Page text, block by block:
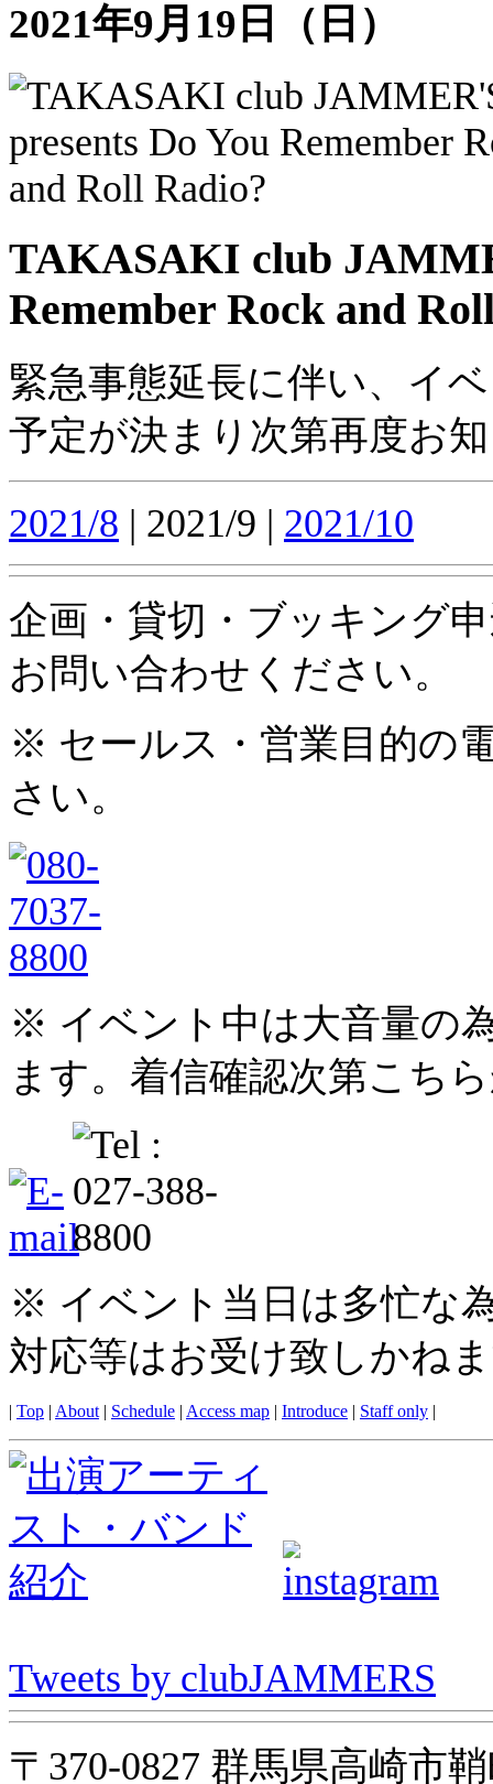
2021年9月19日（日）
TAKASAKI club
Remember Rock and
緊急事態延長に伴い、イ
予定が決まり次第再度お
2021/8 | 2021/9 | 2021/10
企画・貸切・ブッキング
お問い合わせください。
※ セールス・営業目的の
さい。
※ イベント中は大音量の
ます。着信確認次第こち
※ イベント当日は多忙な
対応等はお受け致しかね
| Top | About | Schedule | Access map | Introduce | Staff only |
Tweets by clubJAMMERS
〒370-0827 群馬県高崎市